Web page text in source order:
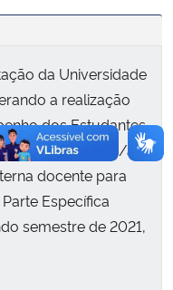
da Universidade
a realização
dos Estudantes
às professores/as
docente para
Específica
semestre de 2021,